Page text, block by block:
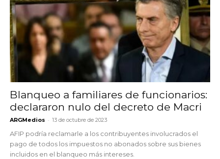
Blanqueo a familiares de funcionarios:
declararon nulo del decreto de Macri
ARGMedios - 13 de octubre de 2023
AFIP podría reclamarle a los contribuyentes involucrados el
pago de todos los impuestos no abonados sobre sus bienes
incluidos en el blanqueo más intereses.